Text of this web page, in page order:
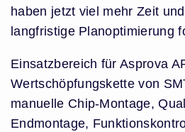
haben jetzt viel mehr Zeit
langfristigePlanoptimierung
Einsatzbereich für Asprova
Wertschöpfungskette von
manuelle Chip-Montage,
Endmontage,